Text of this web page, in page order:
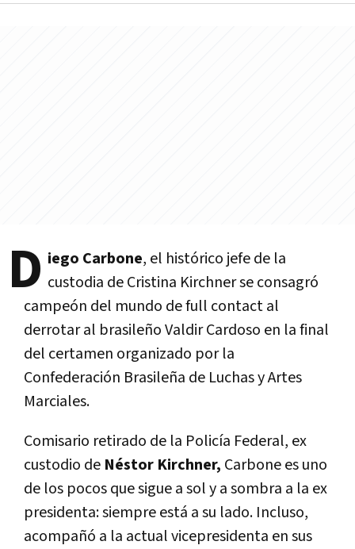
D iego Carbone, el histórico jefe de la
custodia de Cristina Kirchner se consagró
campeón del mundo de full contact al
derrotar al brasileño Valdir Cardoso en la final
del certamen organizado por la
Confederación Brasileña de Luchas y Artes
Marciales.
Comisario retirado de la Policía Federal, ex
custodio de Néstor Kirchner, Carbone es uno
de los pocos que sigue a sol y a sombra a la ex
presidenta: siempre está a su lado. Incluso,
acompañó a la actual vicepresidenta en sus